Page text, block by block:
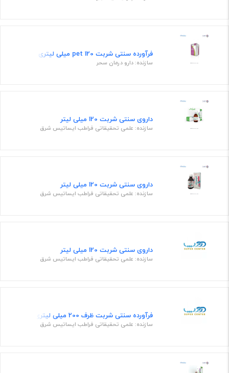
فرآورده سنتی شربت pet 120 میلی لیتری
سازنده: دارو درمان سحر
داروی سنتی شربت 120 میلی لیتر
سازنده: علمی تحقیقاتی فراطب ایساتیس شرق
داروی سنتی شربت 120 میلی لیتر
سازنده: علمی تحقیقاتی فراطب ایساتیس شرق
داروی سنتی شربت 120 میلی لیتر
سازنده: علمی تحقیقاتی فراطب ایساتیس شرق
فرآورده سنتی شربت ظرف 200 میلی لیتری
سازنده: علمی تحقیقاتی فراطب ایساتیس شرق